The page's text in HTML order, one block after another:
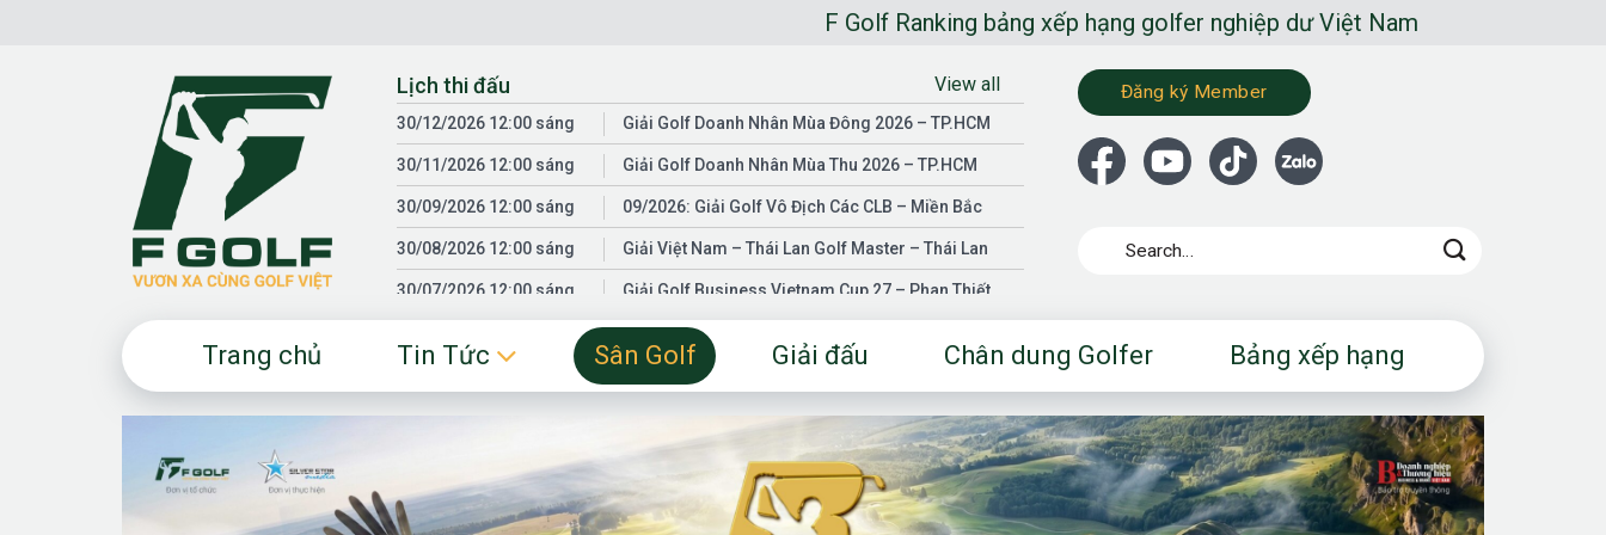
F Golf Ranking bảng xếp hạng golfer nghiệp dư Việt Nam
Lịch thi đấu View all
30/12/2026 12:00 sáng Giải Golf Doanh Nhân Mùa Đông 2026 – TP.HCM
30/11/2026 12:00 sáng Giải Golf Doanh Nhân Mùa Thu 2026 – TP.HCM
30/09/2026 12:00 sáng 09/2026: Giải Golf Vô Địch Các CLB – Miền Bắc
30/08/2026 12:00 sáng Giải Việt Nam – Thái Lan Golf Master – Thái Lan
30/07/2026 12:00 sáng Giải Golf Business Vietnam Cup 27 – Phan Thiết
Giải Golf Doanh Nhân Mùa Hè 2026 – Đồng Nai
Giải Golf Vô Địch Các CLB – Miền Nam
30/01/2026 12:00 sáng
Fgolf Open Championship – Tây Ninh
18/04/2025 12:00 sáng Golf Business Vietnam Cup 25
Đăng ký Member
Trang chủ Tin Tức Sân Golf Giải đấu Chân dung Golfer Bảng xếp hạng